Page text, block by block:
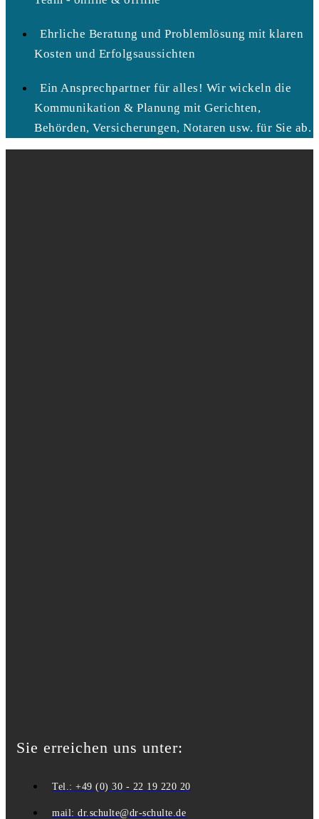
Ehrliche Beratung und Problemlösung mit klaren
Kosten und Erfolgsaussichten
Ein Ansprechpartner für alles! Wir wickeln die
Kommunikation & Planung mit Gerichten,
Behörden, Versicherungen, Notaren usw. für Sie ab.
Sie erreichen uns unter:
Tel.: +49 (0) 30 - 22 19 220 20
mail: dr.schulte@dr-schulte.de